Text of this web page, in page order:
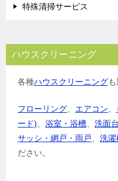
特殊清掃サービス
ハウスクリーニング
各種ハウスクリーニング
フローリング エアコン
ード)
浴室・浴槽 洗面台
サッシ・網戸・雨戸
洗濯
ださい。